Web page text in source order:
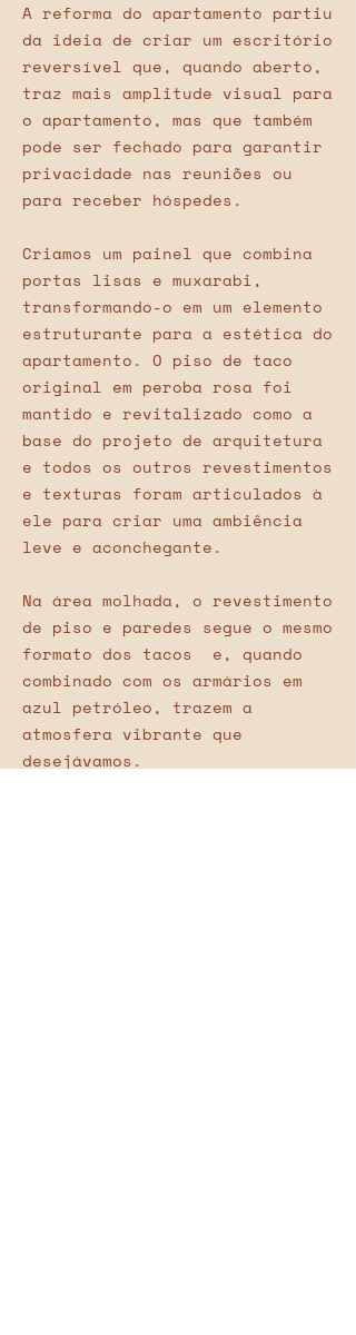
A reforma do apartamento partiu
da ideia de criar um escritório
reversível que, quando aberto,
traz mais amplitude visual para
o apartamento, mas que também
pode ser fechado para garantir
privacidade nas reuniões ou
para receber hóspedes.
Criamos um painel que combina
portas lisas e muxarabi,
transformando-o em um elemento
estruturante para a estética do
apartamento. O piso de taco
original em peroba rosa foi
mantido e revitalizado como a
base do projeto de arquitetura
e todos os outros revestimentos
e texturas foram articulados à
ele para criar uma ambiência
leve e aconchegante.
Na área molhada, o revestimento
de piso e paredes segue o mesmo
formato dos tacos e, quando
combinado com os armários em
azul petróleo, trazem a
atmosfera vibrante que
desejávamos.